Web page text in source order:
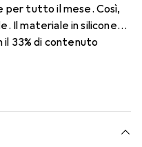
per tutto il mese. Così,
Il materiale in silicone
33% di contenuto
SmartShield,
mensili comodamente